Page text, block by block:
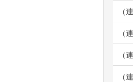
（
（
（
（